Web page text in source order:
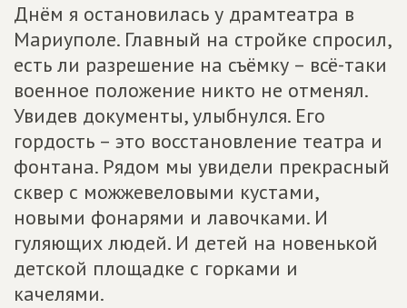
Днём я остановилась у драмтеатра в
Мариуполе. Главный на стройке спросил,
есть ли разрешение на съёмку – всё-таки
военное положение никто не отменял.
Увидев документы, улыбнулся. Его
гордость – это восстановление театра и
фонтана. Рядом мы увидели прекрасный
сквер с можжевеловыми кустами,
новыми фонарями и лавочками. И
гуляющих людей. И детей на новенькой
детской площадке с горками и
качелями.